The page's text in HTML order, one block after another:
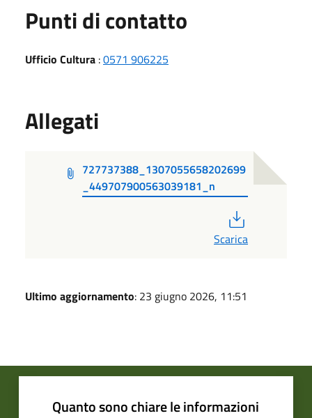
Punti di contatto
Ufficio Cultura :0571 906225
Allegati
727737388_1307055658202699
_449707900563039181_n
Scarica
Ultimo aggiornamento: 23 giugno 2026, 11:51
Quanto sono chiare le informazioni